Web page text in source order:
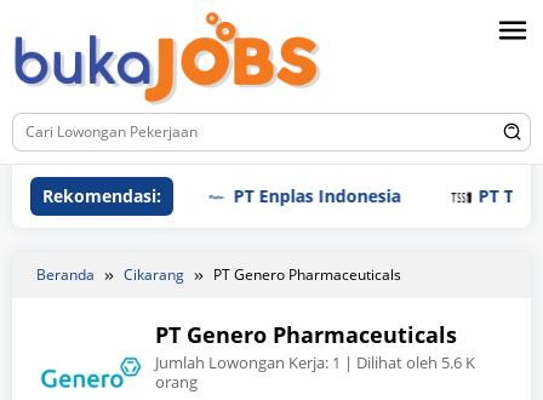
ke
konten
Rekomendasi: PT Enplas Indonesia PT Tri
Beranda Cikarang PT Genero Pharmaceuticals
PT Genero Pharmaceuticals
Jumlah Lowongan Kerja: 1 | Dilihat oleh 5.6 K
orang